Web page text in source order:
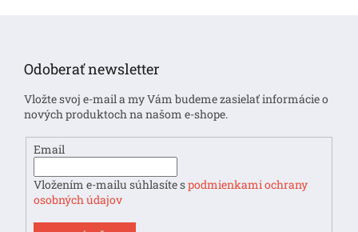
Odoberať newsletter
Vložte svoj e-mail a my Vám budeme zasielať informácie o
nových produktoch na našom e-shope.
Email
Vložením e-mailu súhlasíte spodmienkami ochrany
osobných údajov